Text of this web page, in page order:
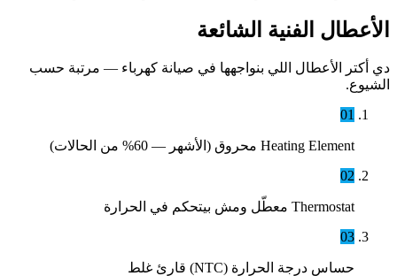
الأعطال الفنية الشائعة
دي أكتر الأعطال اللي بنواجهها في صيانة كهرباء — مرتبة حسب
الشيوع.
01
Heating Element محروق (الأشهر — 60% من الحالات)
02
Thermostat معطّل ومش بيتحكم في الحرارة
03
حساس درجة الحرارة (NTC) قارئ غلط